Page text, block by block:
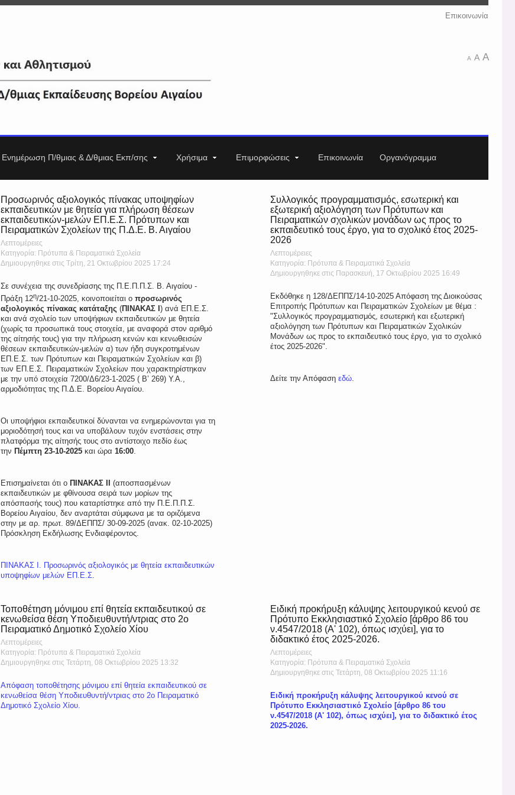
Επικοινωνία
A A A
Ενημέρωση Π/θμιας & Δ/θμιας Εκπ/σης Χρήσιμα Επιμορφώσεις Επικοινωνία Οργανόγραμμα
Προσωρινός αξιολογικός πίνακας υποψηφίων
εκπαιδευτικών με θητεία για πλήρωση θέσεων
εκπαιδευτικών-μελών ΕΠ.Ε.Σ. Πρότυπων και
Πειραματικών Σχολείων της Π.Δ.Ε. Β. Αιγαίου
Λεπτομέρειες
Κατηγορία: Πρότυπα & Πειραματικά Σχολεία
Δημιουργηθηκε στις Τρίτη, 21 Οκτωβρίου 2025 17:24
Σε συνέχεια της συνεδρίασης της Π.Ε.Π.Π.Σ. Β. Αιγαίου -
Πράξη 12η/21-10-2025, κοινοποιείται ο προσωρινός
αξιολογικός πίνακας κατάταξης (ΠΙΝΑΚΑΣ Ι ) ανά ΕΠ.Ε.Σ.
και ανά σχολείο των υποψήφιων εκπαιδευτικών με θητεία
(χωρίς τα προσωπικά τους στοιχεία, με αναφορά στον αριθμό
της αίτησής τους) για την πλήρωση κενών και κενωθεισών
θέσεων εκπαιδευτικών-μελών α) των ήδη συγκροτημένων
ΕΠ.Ε.Σ. των Πρότυπων και Πειραματικών Σχολείων και β)
των ΕΠ.Ε.Σ. Πειραματικών Σχολείων που χαρακτηρίστηκαν
με την υπό στοιχεία 7200/Δ6/23-1-2025 ( Β’ 269) Υ.Α.,
αρμοδιότητας της Π.Δ.Ε. Βορείου Αιγαίου.
Οι υποψήφιοι εκπαιδευτικοί δύνανται να ενημερώνονται για τη
μοριοδότησή τους και να υποβάλουν τυχόν ενστάσεις στην
πλατφόρμα της αίτησής τους στο αντίστοιχο πεδίο έως
την Πέμπτη 23-10-2025και ώρα 16:00.
Επισημαίνεται ότι ο ΠΙΝΑΚΑΣ ΙΙ
(αποσπασμένων
εκπαιδευτικών με φθίνουσα σειρά των μορίων της
απόσπασής τους) που καταρτίστηκε από την Π.Ε.Π.Π.Σ.
Βορείου Αιγαίου, δεν αναρτάται σύμφωνα με τα οριζόμενα
στην με αρ. πρωτ. 89/ΔΕΠΠΣ/ 30-09-2025 (ανακ. 02-10-2025)
Πρόσκληση Εκδήλωσης Ενδιαφέροντος.
ΠΙΝΑΚΑΣ Ι. Προσωρινός αξιολογικός με θητεία εκπαιδευτικών
υποψηφίων μελών ΕΠ.Ε.Σ.
Συλλογικός προγραμματισμός, εσωτερική και
εξωτερική αξιολόγηση των Πρότυπων και
Πειραματικών σχολικών μονάδων ως προς το
εκπαιδευτικό τους έργο, για το σχολικό έτος 2025-
2026
Λεπτομέρειες
Κατηγορία: Πρότυπα & Πειραματικά Σχολεία
Δημιουργηθηκε στις Παρασκευή, 17 Οκτωβρίου 2025 16:49
Εκδόθηκε η 128/ΔΕΠΠΣ/14-10-2025 Απόφαση της Διοικούσας
Επιτροπής Πρότυπων και Πειραματικών Σχολείων με θέμα :
"Συλλογικός προγραμματισμός, εσωτερική και εξωτερική
αξιολόγηση των Πρότυπων και Πειραματικών Σχολικών
Μονάδων ως προς το εκπαιδευτικό τους έργο, για το σχολικό
έτος 2025-2026".
Δείτε την Απόφασηεδώ.
Τοποθέτηση μόνιμου επί θητεία εκπαιδευτικού σε
κενωθείσα θέση Υποδιευθυντή/ντριας στο 2ο
Πειραματικό Δημοτικό Σχολείο Χίου
Λεπτομέρειες
Κατηγορία: Πρότυπα & Πειραματικά Σχολεία
Δημιουργηθηκε στις Τετάρτη, 08 Οκτωβρίου 2025 13:32
Απόφαση τοποθέτησης μόνιμου επί θητεία εκπαιδευτικού σε
κενωθείσα θέση Υποδιευθυντή/ντριας στο 2ο Πειραματικό
Δημοτικό Σχολείο Χίου.
Ειδική προκήρυξη κάλυψης λειτουργικού κενού σε
Πρότυπο Εκκλησιαστικό Σχολείο [άρθρο 86 του
ν.4547/2018 (Α' 102), όπως ισχύει], για το
διδακτικό έτος 2025-2026.
Λεπτομέρειες
Κατηγορία: Πρότυπα & Πειραματικά Σχολεία
Δημιουργηθηκε στις Τετάρτη, 08 Οκτωβρίου 2025 11:16
Ειδική προκήρυξη κάλυψης λειτουργικού κενού σε
Πρότυπο Εκκλησιαστικό Σχολείο [άρθρο 86 του
ν.4547/2018 (Α' 102), όπως ισχύει], για το διδακτικό έτος
2025-2026.